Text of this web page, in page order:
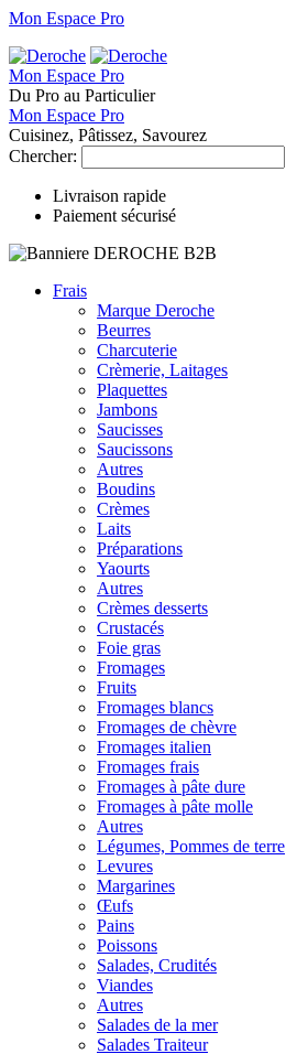
Mon Espace Pro
Mon Espace Pro
Du Pro au Particulier
Mon Espace Pro
Cuisinez, Pâtissez, Savourez
Chercher:
Livraison rapide
Paiement sécurisé
Frais
Marque Deroche
Beurres
Charcuterie
Crèmerie, Laitages
Plaquettes
Jambons
Saucisses
Saucissons
Autres
Boudins
Crèmes
Laits
Préparations
Yaourts
Autres
Crèmes desserts
Crustacés
Foie gras
Fromages
Fruits
Fromages blancs
Fromages de chèvre
Fromages italien
Fromages frais
Fromages à pâte dure
Fromages à pâte molle
Autres
Légumes, Pommes de terre
Levures
Margarines
Œufs
Pains
Poissons
Salades, Crudités
Viandes
Autres
Salades de la mer
Salades Traiteur